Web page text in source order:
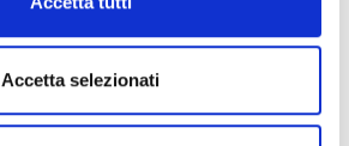
Accetta selezionati
Bartelloni, Manuela Cascetta, Dominika
Lazzaroni, Daniele Renna, Giulia Sportelli e
e la campagna di scavo.